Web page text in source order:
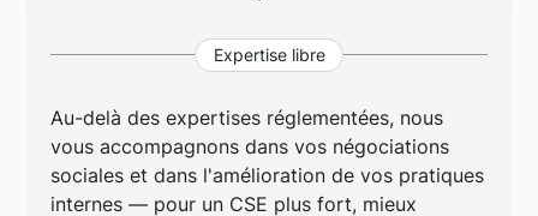
Expertise libre
Au-delà des expertises réglementées, nous
vous accompagnons dans vos négociations
sociales et dans l'amélioration de vos pratiques
internes — pour un CSE plus fort, mieux